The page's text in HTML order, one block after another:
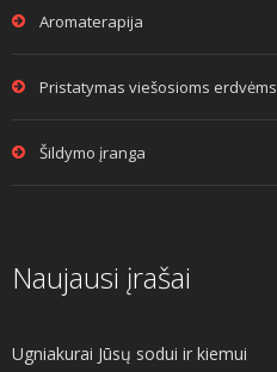
Aromaterapija
Pristatymas viešosioms erdvėms
Šildymo įranga
Naujausi įrašai
Ugniakurai Jūsų sodui ir kiemui